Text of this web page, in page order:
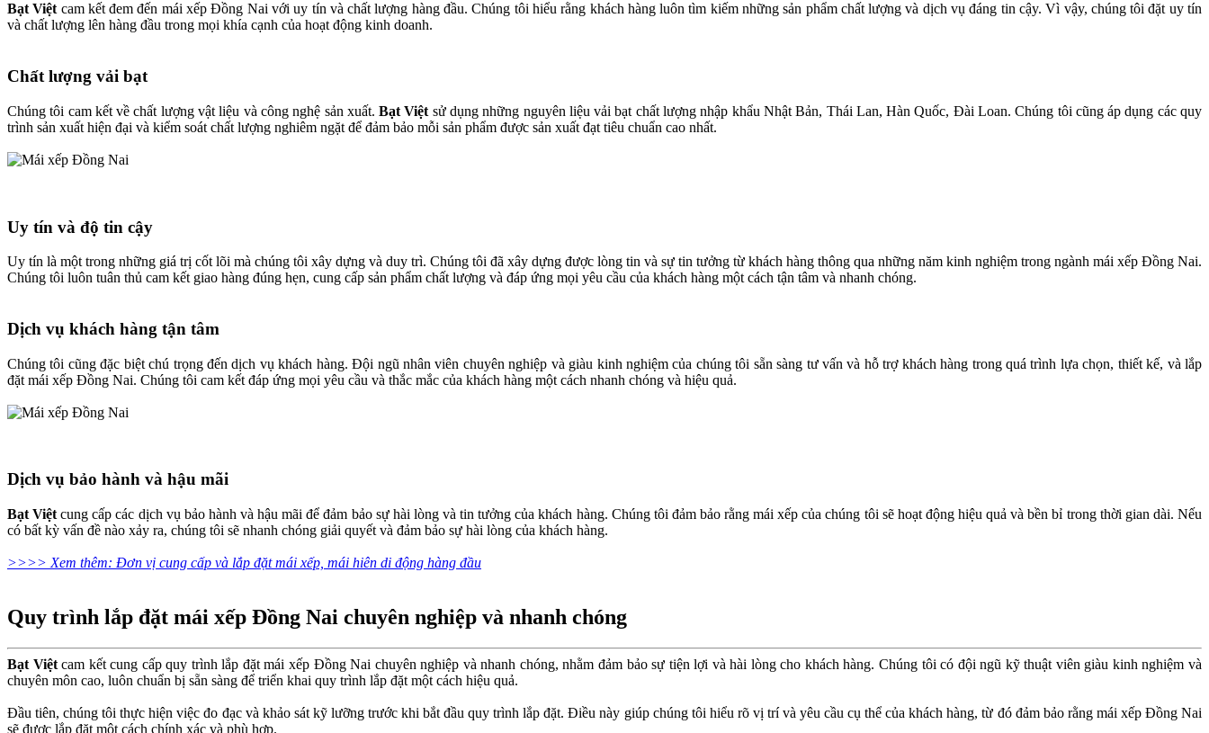
Bạt Việtcam kết đem đến mái xếp Đồng Nai với uy tín và chất lượng hàng đầu. Chúng tôi hiểu rằng khách hàng luôn tìm kiếm những sản phẩm chất lượng và dịch vụ đáng tin cậy. Vì vậy, chúng tôi đặt uy tín
và chất lượng lên hàng đầu trong mọi khía cạnh của hoạt động kinh doanh.
Chất lượng vải bạt
Chúng tôi cam kết về chất lượng vật liệu và công nghệ sản xuất.Bạt Việt sử dụng những nguyên liệu vải bạt chất lượng nhập khẩu Nhật Bản, Thái Lan, Hàn Quốc, Đài Loan. Chúng tôi cũng áp dụng các quy
trình sản xuất hiện đại và kiểm soát chất lượng nghiêm ngặt để đảm bảo mỗi sản phẩm được sản xuất đạt tiêu chuẩn cao nhất.
Uy tín và độ tin cậy
Uy tín là một trong những giá trị cốt lõi mà chúng tôi xây dựng và duy trì. Chúng tôi đã xây dựng được lòng tin và sự tin tưởng từ khách hàng thông qua những năm kinh nghiệm trong ngành mái xếp Đồng Nai.
Chúng tôi luôn tuân thủ cam kết giao hàng đúng hẹn, cung cấp sản phẩm chất lượng và đáp ứng mọi yêu cầu của khách hàng một cách tận tâm và nhanh chóng.
Dịch vụ khách hàng tận tâm
Chúng tôi cũng đặc biệt chú trọng đến dịch vụ khách hàng. Đội ngũ nhân viên chuyên nghiệp và giàu kinh nghiệm của chúng tôi sẵn sàng tư vấn và hỗ trợ khách hàng trong quá trình lựa chọn, thiết kế, và lắp
đặt mái xếp Đồng Nai. Chúng tôi cam kết đáp ứng mọi yêu cầu và thắc mắc của khách hàng một cách nhanh chóng và hiệu quả.
Dịch vụ bảo hành và hậu mãi
Bạt Việt cung cấp các dịch vụ bảo hành và hậu mãi để đảm bảo sự hài lòng và tin tưởng của khách hàng. Chúng tôi đảm bảo rằng mái xếp của chúng tôi sẽ hoạt động hiệu quả và bền bỉ trong thời gian dài. Nếu
có bất kỳ vấn đề nào xảy ra, chúng tôi sẽ nhanh chóng giải quyết và đảm bảo sự hài lòng của khách hàng.
>>>> Xem thêm: Đơn vị cung cấp và lắp đặt mái xếp, mái hiên di động hàng đầu
Quy trình lắp đặt mái xếp Đồng Nai chuyên nghiệp và nhanh chóng
Bạt Việtcam kết cung cấp quy trình lắp đặt mái xếp Đồng Nai chuyên nghiệp và nhanh chóng, nhằm đảm bảo sự tiện lợi và hài lòng cho khách hàng. Chúng tôi có đội ngũ kỹ thuật viên giàu kinh nghiệm và
chuyên môn cao, luôn chuẩn bị sẵn sàng để triển khai quy trình lắp đặt một cách hiệu quả.
Đầu tiên, chúng tôi thực hiện việc đo đạc và khảo sát kỹ lưỡng trước khi bắt đầu quy trình lắp đặt. Điều này giúp chúng tôi hiểu rõ vị trí và yêu cầu cụ thể của khách hàng, từ đó đảm bảo rằng mái xếp Đồng Nai
sẽ được lắp đặt một cách chính xác và phù hợp.